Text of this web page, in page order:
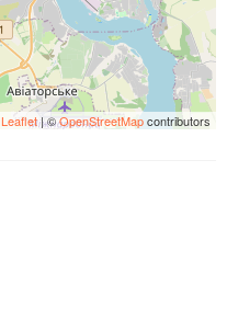
Leaflet| ©OpenStreetMapcontributors